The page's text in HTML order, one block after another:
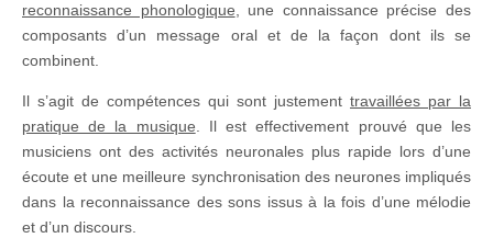
reconnaissance phonologique, une connaissance précise des
composants d’un message oral et de la façon dont ils se
combinent.
Il s’agit de compétences qui sont justement travaillées par la
pratique de la musique. Il est effectivement prouvé que les
musiciens ont des activités neuronales plus rapide lors d’une
écoute et une meilleure synchronisation des neurones impliqués
dans la reconnaissance des sons issus à la fois d’une mélodie
et d’un discours.